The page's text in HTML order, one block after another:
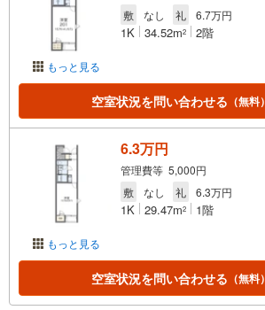
もっと見る
敷
なし 礼 6.7万円
1K 34.52m2 2階
空室状況を問い合わせる （無料）
もっと見る
6.3万円
管理費等 5,000円
敷
なし 礼 6.3万円
1K 29.47m2 1階
空室状況を問い合わせる （無料）